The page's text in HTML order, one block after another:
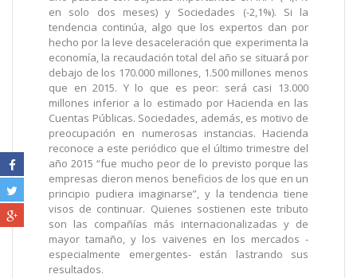
en solo dos meses) y Sociedades (-2,1%). Si la
tendencia continúa, algo que los expertos dan por
hecho por la leve desaceleración que experimenta la
economía, la recaudación total del año se situará por
debajo de los 170.000 millones, 1.500 millones menos
que en 2015. Y lo que es peor: será casi 13.000
millones inferior a lo estimado por Hacienda en las
Cuentas Públicas. Sociedades, además, es motivo de
preocupación en numerosas instancias. Hacienda
reconoce a este periódico que el último trimestre del
año 2015 “fue mucho peor de lo previsto porque las
empresas dieron menos beneficios de los que en un
principio pudiera imaginarse”, y la tendencia tiene
visos de continuar. Quienes sostienen este tributo
son las compañías más internacionalizadas y de
mayor tamaño, y los vaivenes en los mercados -
especialmente emergentes- están lastrando sus
resultados.